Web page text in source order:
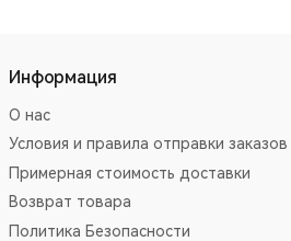
Информация
О нас
Условия и правила отправки заказов
Примерная стоимость доставки
Возврат товара
Политика Безопасности